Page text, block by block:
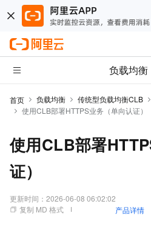
负载均衡
首页 负载均衡 传统型负载均衡CLB
使用CLB部署HTTPS业务（单向认证）
使用CLB部署
证）
更新时间： 2026-06-08 06:02:02
复制 MD 格式
产品详情